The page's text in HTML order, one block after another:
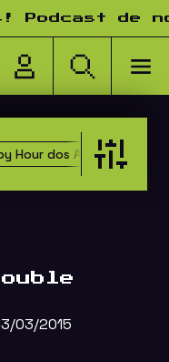
de
Hour dos Amigos
03/2015